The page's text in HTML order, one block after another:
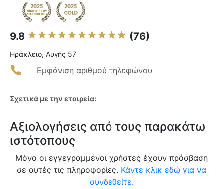
9.8 (76)
Ηράκλειο, Αυγής 57
Εμφάνιση αριθμού τηλεφώνου
Σχετικά με την εταιρεία:
Αξιολογήσεις από τους παρακάτω
ιστότοπους
Μόνο οι εγγεγραμμένοι χρήστες έχουν πρόσβαση
σε αυτές τις πληροφορίες. Κάντε κλικ εδώ για να
συνδεθείτε.